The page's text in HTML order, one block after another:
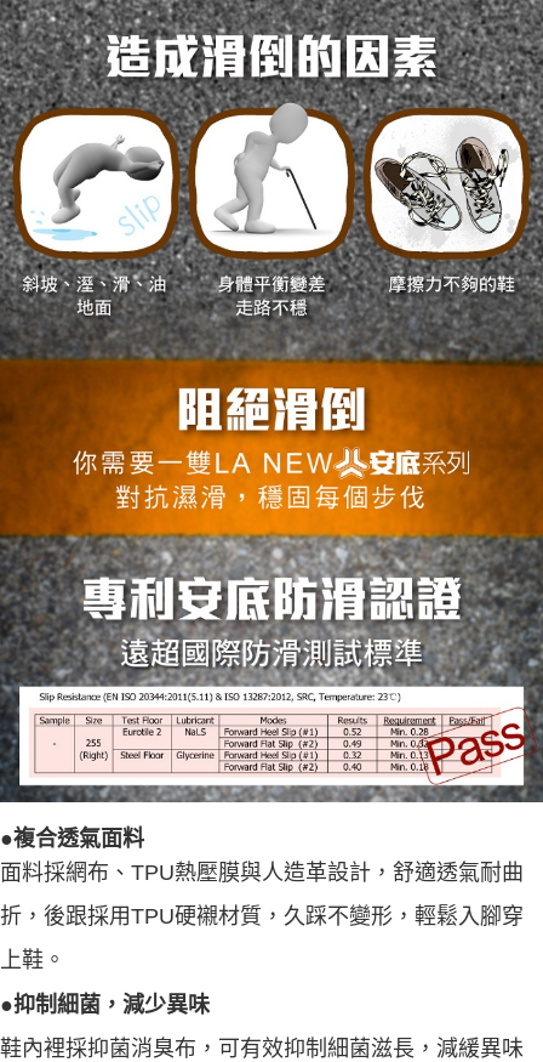
●複合透氣面料
面料採網布、TPU熱壓膜與人造革設計，舒適透氣耐曲
折，後跟採用TPU硬襯材質，久踩不變形，輕鬆入腳穿
上鞋。
●抑制細菌，減少異味
鞋內裡採抑菌消臭布，可有效抑制細菌滋長，減緩異味